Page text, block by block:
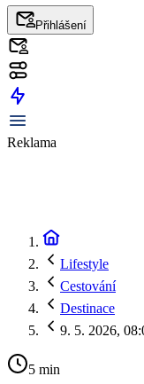
Přihlášení
Reklama
Lifestyle
Cestování
Destinace
9. 5. 2026,
5 min